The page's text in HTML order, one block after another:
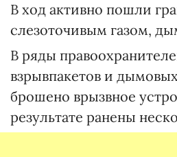
В ход активно пошли
слезоточивым газом,
В ряды
взрывпакетов и
брошено врызвное
результате ранены